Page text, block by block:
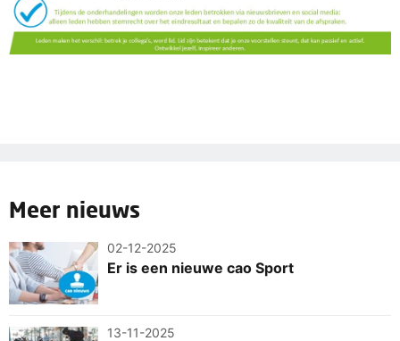
Meer nieuws
02-12-2025
Er is een nieuwe cao Sport
13-11-2025